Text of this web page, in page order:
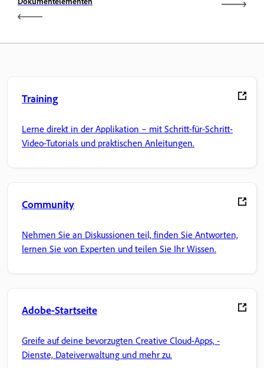
Training
Lerne direkt in der Applikation – mit Schritt-für-Schritt-
Video-Tutorials und praktischen Anleitungen.
Community
Nehmen Sie an Diskussionen teil, finden Sie Antworten,
lernen Sie von Experten und teilen Sie Ihr Wissen.
Adobe-Startseite
Greife auf deine bevorzugten Creative Cloud-Apps, -
Dienste, Dateiverwaltung und mehr zu.